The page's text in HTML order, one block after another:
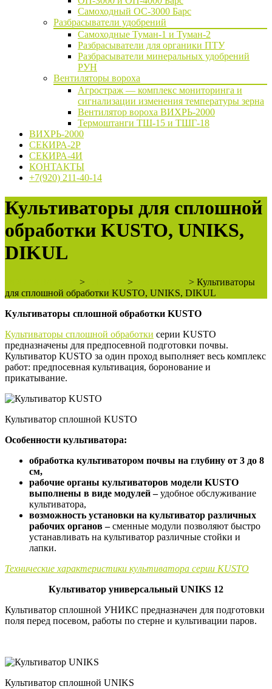
Самоходный ОС-3000 Барс
Разбрасыватели удобрений
Самоходные Туман-1 и Туман-2
Разбрасыватели для органики ПТУ
Разбрасыватели минеральных удобрений
РУН
Вентиляторы вороха
Агростраж — комплекс мониторинга и
сигнализации изменения температуры зерна
Вентилятор вороха ВИХРЬ-2000
Термоштанги ТШ-15 и ТШГ-18
ВИХРЬ-2000
СЕКИРА-2Р
СЕКИРА-4И
КОНТАКТЫ
+7(920) 211-40-14
Культиваторы для сплошной
обработки KUSTO, UNIKS,
DIKUL
> > > Культиваторы
для сплошной обработки KUSTO, UNIKS, DIKUL
Культиваторы сплошной обработки KUSTO
Культиваторы сплошной обработки серии KUSTO
предназначены для предпосевной подготовки почвы.
Культиватор KUSTO за один проход выполняет весь комплекс
работ: предпосевная культивация, боронование и
прикатывание.
Культиватор сплошной KUSTO
Особенности культиватора:
обработка культиватором почвы на глубину от 3 до 8
см,
рабочие органы культиваторов модели KUSTO
выполнены в виде модулей –удобное обслуживание
культиватора,
возможность установки на культиватор различных
рабочих органов –сменные модули позволяют быстро
устанавливать на культиватор различные стойки и
лапки.
Технические характеристики культиватора серии KUSTO
Культиватор универсальный UNIKS 12
Культиватор сплошной УНИКС предназначен для подготовки
поля перед посевом, работы по стерне и культивации паров.
Культиватор сплошной UNIKS